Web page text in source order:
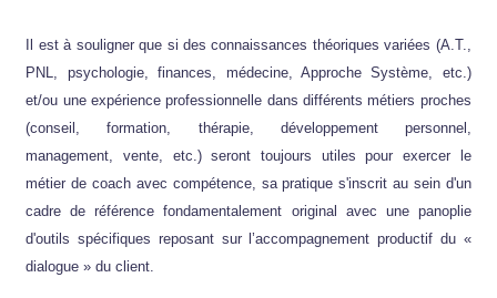
Il est à souligner que si des connaissances théoriques variées (A.T.,
PNL, psychologie, finances, médecine, Approche Système, etc.)
et/ou une expérience professionnelle dans différents métiers proches
(conseil, formation, thérapie, développement personnel,
management, vente, etc.) seront toujours utiles pour exercer le
métier de coach avec compétence, sa pratique s'inscrit au sein d'un
cadre de référence fondamentalement original avec une panoplie
d'outils spécifiques reposant sur l’accompagnement productif du «
dialogue » du client.